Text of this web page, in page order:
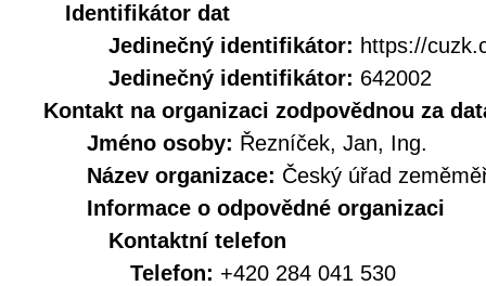
Identifikátor dat
Jedinečný identifikátor: https://
Jedinečný identifikátor: 642002
Kontakt na organizaci zodpovědnou za
Jméno osoby: Řezníček, Jan, Ing.
Název organizace: Český úřad
Informace o odpovědné organizaci
Kontaktní telefon
Telefon: +420 284 041 530